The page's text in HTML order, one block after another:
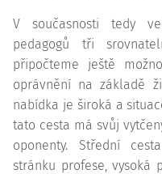
V současnosti tedy
pedagogů tři
připočteme ještě
oprávnění na základě
nabídka je široká a
tato cesta má svůj
oponenty. Střední
stránku profese, vysoká